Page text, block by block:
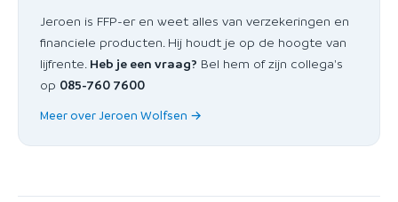
Jeroen is FFP-er en weet alles van verzekeringen en
financiele producten. Hij houdt je op de hoogte van
lijfrente. Heb je een vraag? Bel hem of zijn collega's
op 085-760 7600
Meer over Jeroen Wolfsen →